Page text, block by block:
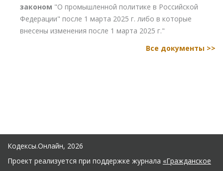
законом "О промышленной политике в Российской
Федерации" после 1 марта 2025 г. либо в которые
внесены изменения после 1 марта 2025 г."
Все документы >>
Кодексы.Онлайн, 2026
Проект реализуется при поддержке журнала «Гражданское